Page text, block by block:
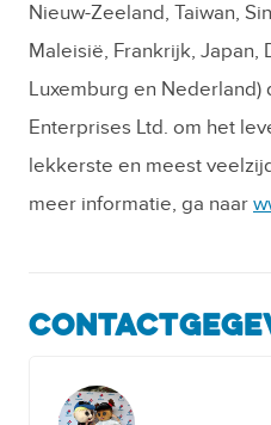
Nieuw-Zeeland, Taiwan,
Maleisië, Frankrijk, Japan,
Luxemburg en Nederland)
Enterprises Ltd. om het
lekkerste en meest
meer informatie, ga naar